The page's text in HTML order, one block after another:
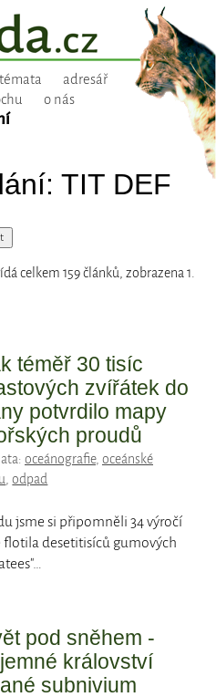
témata
adresář
o nás
TIT DEF
celkem 159 článků, zobrazena 1.
téměř 30 tisíc
zvířátek do
potvrdilo mapy
proudů
oceánografie, oceánské
,odpad
jsme si připomněli 34 výročí
desetitisíců gumových
pod sněhem -
království
subnivium